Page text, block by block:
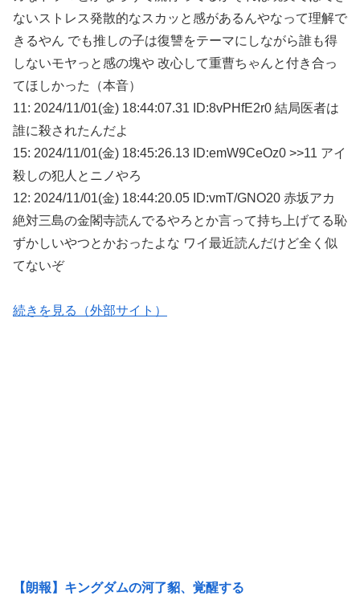
ないストレス発散的なスカッと感があるんやなって理解で
きるやん でも推しの子は復讐をテーマにしながら誰も得
しないモヤっと感の塊や 改心して重曹ちゃんと付き合っ
てほしかった（本音）
11: 2024/11/01(金) 18:44:07.31 ID:8vPHfE2r0 結局医者は
誰に殺されたんだよ
15: 2024/11/01(金) 18:45:26.13 ID:emW9CeOz0 >>11 アイ
殺しの犯人とニノやろ
12: 2024/11/01(金) 18:44:20.05 ID:vmT/GNO20 赤坂アカ
絶対三島の金閣寺読んでるやろとか言って持ち上げてる恥
ずかしいやつとかおったよな ワイ最近読んだけど全く似
てないぞ
続きを見る（外部サイト）
【朗報】キングダムの河了貂、覚醒する